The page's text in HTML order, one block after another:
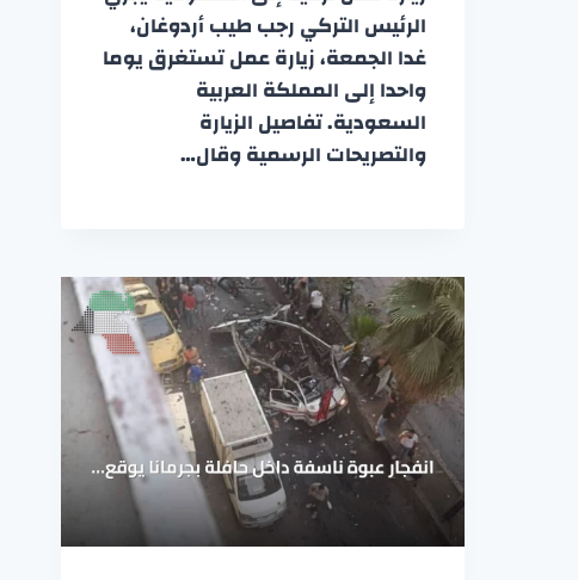
الرئيس التركي رجب طيب أردوغان،
غدا الجمعة، زيارة عمل تستغرق يوما
واحدا إلى المملكة العربية
السعودية. تفاصيل الزيارة
والتصريحات الرسمية وقال…